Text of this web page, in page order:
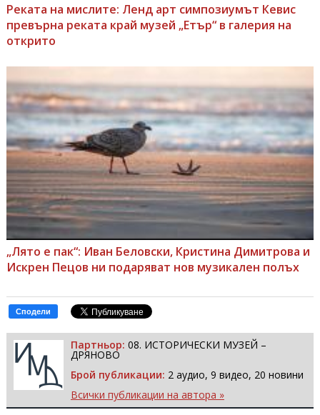
Реката на мислите: Ленд арт симпозиумът Кевис
превърна реката край музей „Етър“ в галерия на
открито
„Лято е пак“: Иван Беловски, Кристина Димитрова и
Искрен Пецов ни подаряват нов музикален полъх
Сподели
Партньор: 08. ИСТОРИЧЕСКИ МУЗЕЙ –
ДРЯНОВО
Брой публикации: 2 аудио, 9 видео, 20 новини
Всички публикации на автора »